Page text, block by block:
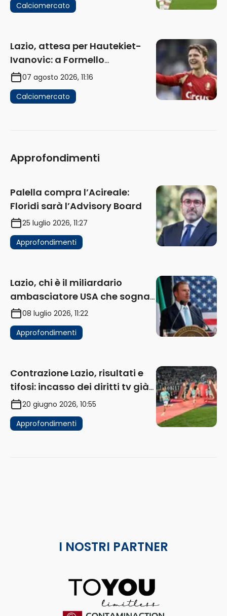
Calciomercato
Lazio, attesa per Hautekiet-
Ivanovic: a Formello
attendono risposte
07 agosto 2026, 11:16
Calciomercato
Approfondimenti
Palella compra l’Acireale:
Floridi sarà l’Advisory Board
25 luglio 2026, 11:27
Approfondimenti
Lazio, chi è il miliardario
ambasciatore USA che sogna
di acquistare un club in Italia
08 luglio 2026, 11:22
Approfondimenti
Contrazione Lazio, risultati e
tifosi: incasso dei diritti tv già
in flessione
20 giugno 2026, 10:55
Approfondimenti
I NOSTRI PARTNER